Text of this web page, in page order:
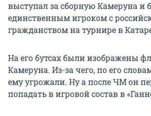
выступал за сборную Камеруна и
единственным игроком с
гражданством на турнире в
На его бутсах были изображены
Камеруна. Из-за чего, по его
ему угрожали. Ну а после ЧМ он
попадать в игровой состав в